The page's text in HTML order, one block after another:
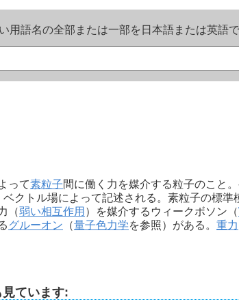
用語名の全部または一部を日本語または英語
って素粒子間に働く力を媒介する粒子のこと
ベクトル場によって記述される。素粒子の標準
（弱い相互作用 ）を媒介するウィークボソン（
グルーオン （量子色力学を参照）がある。 重力
ています: